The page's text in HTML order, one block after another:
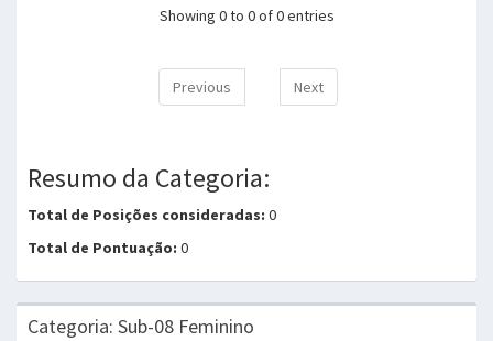
Showing 0 to 0 of 0 entries
Previous Next
Resumo da Categoria:
Total de Posições consideradas: 0
Total de Pontuação: 0
Categoria: Sub-08 Feminino